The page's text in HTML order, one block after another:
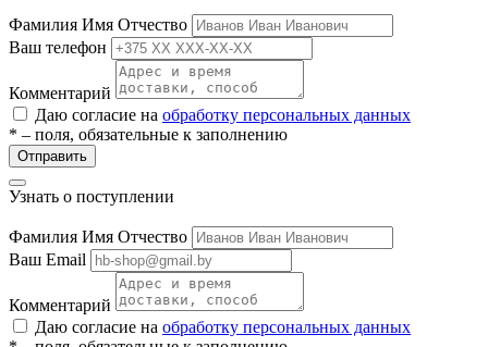
Фамилия Имя Отчество
Ваш телефон
Комментарий
Даю согласие на обработку персональных данных
* – поля, обязательные к заполнению
Отправить
Узнать о поступлении
Фамилия Имя Отчество
Ваш Email
Комментарий
Даю согласие на обработку персональных данных